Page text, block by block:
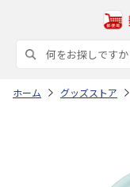
ホーム グッズストア